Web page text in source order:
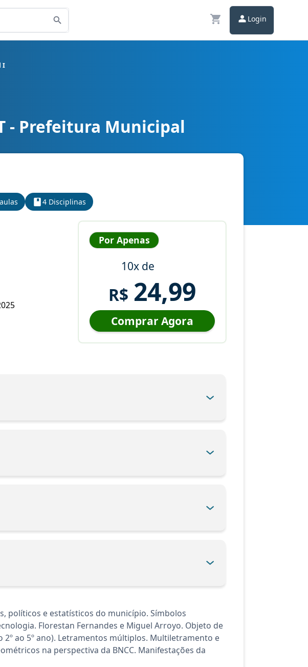
Login
I
I
- Prefeitura Municipal
4 Disciplinas
Por Apenas
10x de
R$ 24,99
Comprar Agora
políticos e estatísticos do município. Símbolos
Florestan Fernandes e Miguel Arroyo. Objeto de
ao 5º ano). Letramentos múltiplos. Multiletramento e
na perspectiva da BNCC. Manifestações da